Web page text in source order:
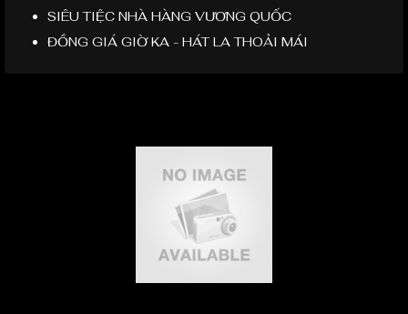
SIÊU TIỆC NHÀ HÀNG VƯƠNG QUỐC
ĐỒNG GIÁ GIỜ KA - HÁT LA THOẢI MÁI